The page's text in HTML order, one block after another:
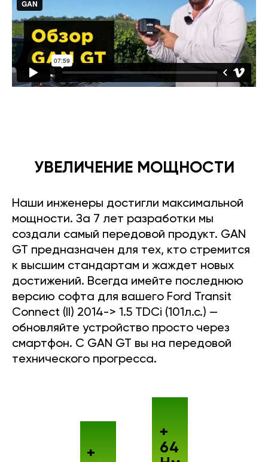
УВЕЛИЧЕНИЕ МОЩНОСТИ
Наши инженеры достигли максимальной
мощности. За 7 лет разработки мы
создали самый передовой продукт. GAN
GT предназначен для тех, кто стремится
к высшим стандартам и жаждет новых
достижений. Всегда имейте последнюю
версию софта для вашего Ford Transit
Connect (II) 2014-> 1.5 TDCi (101л.с.) —
обновляйте устройство просто через
смартфон. С GAN GT вы на передовой
технического прогресса.
+
+
64